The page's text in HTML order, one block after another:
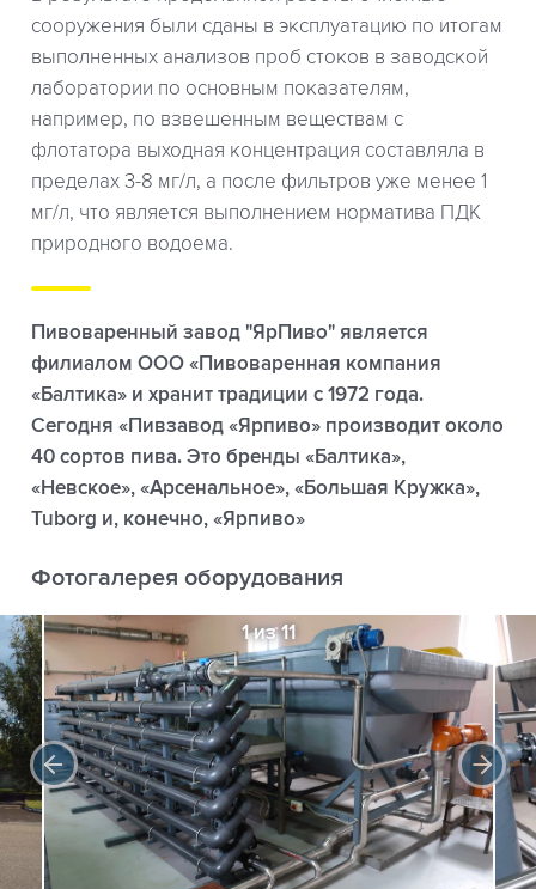
сооружения были сданы в эксплуатацию по итогам
выполненных анализов проб стоков в заводской
лаборатории по основным показателям,
например, по взвешенным веществам с
флотатора выходная концентрация составляла в
пределах 3-8 мг/л, а после фильтров уже менее 1
мг/л, что является выполнением норматива ПДК
природного водоема.
Пивоваренный завод "ЯрПиво" является
филиалом ООО «Пивоваренная компания
«Балтика» и хранит традиции с 1972 года.
Сегодня «Пивзавод «Ярпиво» производит около
40 сортов пива. Это бренды «Балтика»,
«Невское», «Арсенальное», «Большая Кружка»,
Tuborg и, конечно, «Ярпиво»
Фотогалерея оборудования
1 из 11